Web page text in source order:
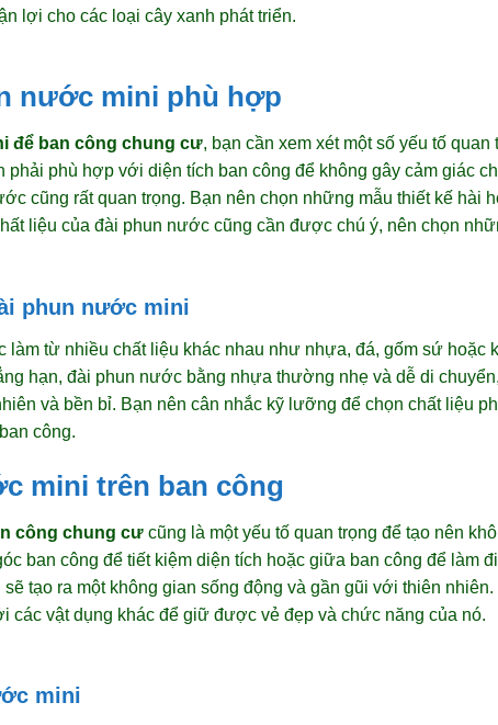
lợi cho các loại cây xanh phát triển.
nước mini phù hợp
để ban công chung cư, bạn cần xem xét một số yếu tố
phù hợp với diện tích ban công để không gây cảm giác
cũng rất quan trọng. Bạn nên chọn những mẫu thiết kế hài
liệu của đài phun nước cũng cần được chú ý, nên chọn
phun nước mini
từ nhiều chất liệu khác nhau như nhựa, đá, gốm sứ hoặc
hạn, đài phun nước bằng nhựa thường nhẹ và dễ di
và bền bỉ. Bạn nên cân nhắc kỹ lưỡng để chọn chất liệu
công.
mini trên ban công
công chung cư cũng là một yếu tố quan trọng để tạo nên
ban công để tiết kiệm diện tích hoặc giữa ban công để làm
tạo ra một không gian sống động và gần gũi với thiên
các vật dụng khác để giữ được vẻ đẹp và chức năng của nó.
mini